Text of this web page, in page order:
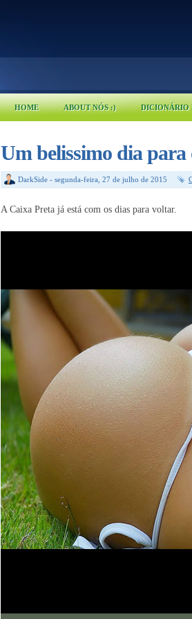
HOME ABOUT NÓS :) DICIONÁRIO
Um belissimo dia
DarkSide - segunda-feira, 27 de julho de 2015
A Caixa Preta já está com os dias para voltar.